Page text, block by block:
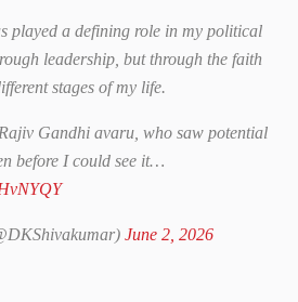
played a defining role in my political
leadership, but through the faith
stages of my life.
Gandhi avaru, who saw potential
before I could see it…
June 2, 2026